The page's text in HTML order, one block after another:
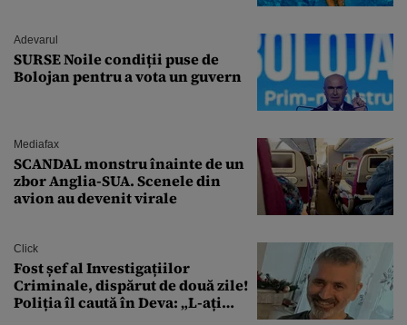
Adevarul
SURSE Noile condiții puse de
Bolojan pentru a vota un guvern
Mediafax
SCANDAL monstru înainte de un
zbor Anglia-SUA. Scenele din
avion au devenit virale
Click
Fost șef al Investigațiilor
Criminale, dispărut de două zile!
Poliția îl caută în Deva: „L-ați